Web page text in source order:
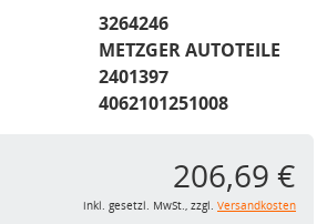
3264246
METZGER AUTOTEILE
2401397
4062101251008
206,69 €
inkl. gesetzl. MwSt., zzgl. Versandkosten